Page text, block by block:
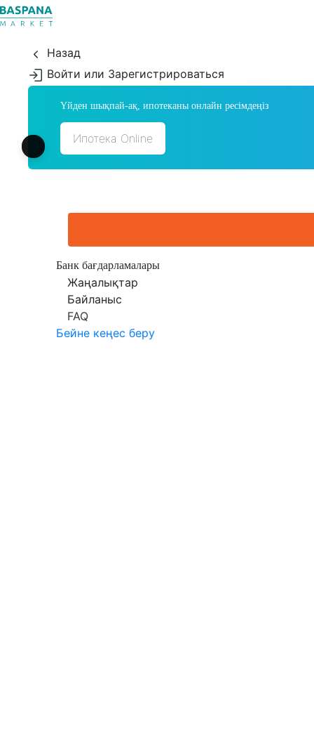
Назад
Войти или Зарегистрироваться
Үйден шықпай-ақ, ипотеканы онлайн ресімдеңіз
Ипотека Online
Банк бағдарламалары
Жаңалықтар
Байланыс
FAQ
Бейне кеңес беру